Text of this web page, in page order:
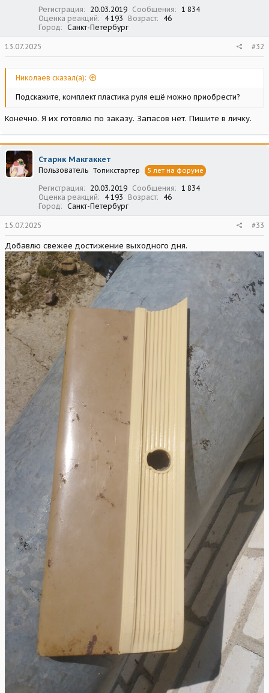
Регистрация 20.03.2019 Сообщения
1 834
Оценка реакций
4 193 Возраст
46
Город
Санкт-Петербург
13.07.2025 #32
Николаев сказал(а):
Подскажите, комплект пластика руля ещё можно приобрести?
Конечно. Я их готовлю по заказу. Запасов нет. Пишите в личку.
Старик Макгаккет
Пользователь Топикстартер 5 лет на форуме
Регистрация 20.03.2019 Сообщения
1 834
Оценка реакций
4 193 Возраст
46
Город
Санкт-Петербург
15.07.2025 #33
Добавлю свежее достижение выходного дня.